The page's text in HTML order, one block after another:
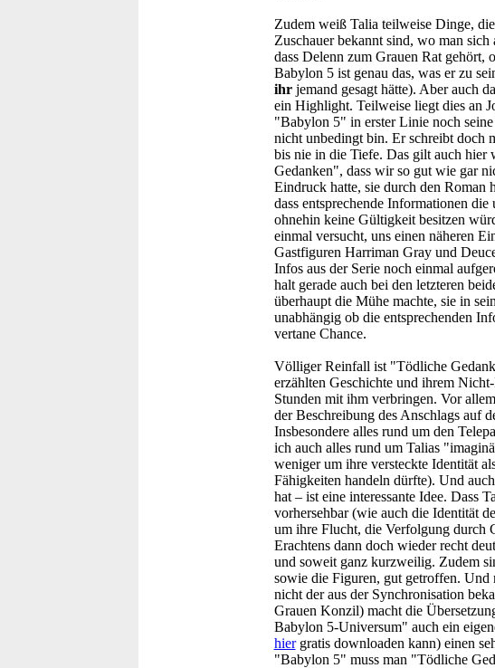
Zudem weiß Talia teilweise Dinge,
Zuschauer bekannt sind, wo man
dass Delenn zum Grauen Rat gehört,
Babylon 5 ist genau das, was er zu
ihrjemand gesagt hätte). Aber auch
ein Highlight. Teilweise liegt dies an
"Babylon 5" in erster Linie noch
nicht unbedingt bin. Er schreibt doch
bis nie in die Tiefe. Das gilt auch
Gedanken", dass wir so gut wie gar
Eindruck hatte, sie durch den Roman
dass entsprechende Informationen
ohnehin keine Gültigkeit besitzen
einmal versucht, uns einen näheren
Gastfiguren Harriman Gray und
Infos aus der Serie noch einmal
halt gerade auch bei den letzteren
überhaupt die Mühe machte, sie in
unabhängig ob die entsprechenden
vertane Chance.
Völliger Reinfall ist "Tödliche
erzählten Geschichte und ihrem
Stunden mit ihm verbringen. Vor
der Beschreibung des Anschlags auf
Insbesondere alles rund um den
ich auch alles rund um Talias
weniger um ihre versteckte Identität
Fähigkeiten handeln dürfte). Und
hat – ist eine interessante Idee. Dass
vorhersehbar (wie auch die Identität
um ihre Flucht, die Verfolgung durch
Erachtens dann doch wieder recht
und soweit ganz kurzweilig. Zudem
sowie die Figuren, gut getroffen. Und
nicht der aus der Synchronisation
Grauen Konzil) macht die
Babylon 5-Universum" auch ein
hiergratis downloaden kann) einen
"Babylon 5" muss man "Tödliche